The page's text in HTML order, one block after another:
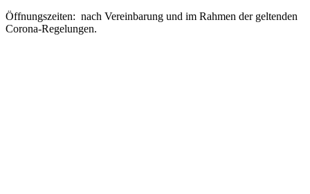
Öffnungszeiten: nach Vereinbarung und im Rahmen der geltenden
Corona-Regelungen.